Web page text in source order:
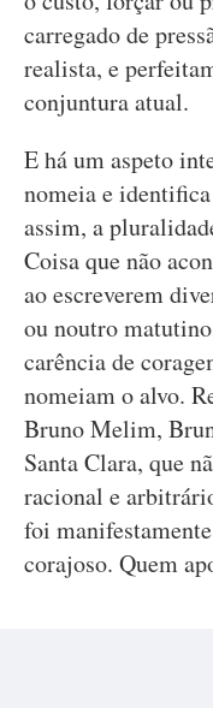
carregado de
realista, e
conjuntura atual.
E há um aspeto
nomeia e
assim, a
Coisa que não
ao escreverem
ou noutro
carência de
nomeiam o alvo.
Bruno Melim,
Santa Clara, que
racional e
foi
corajoso. Quem